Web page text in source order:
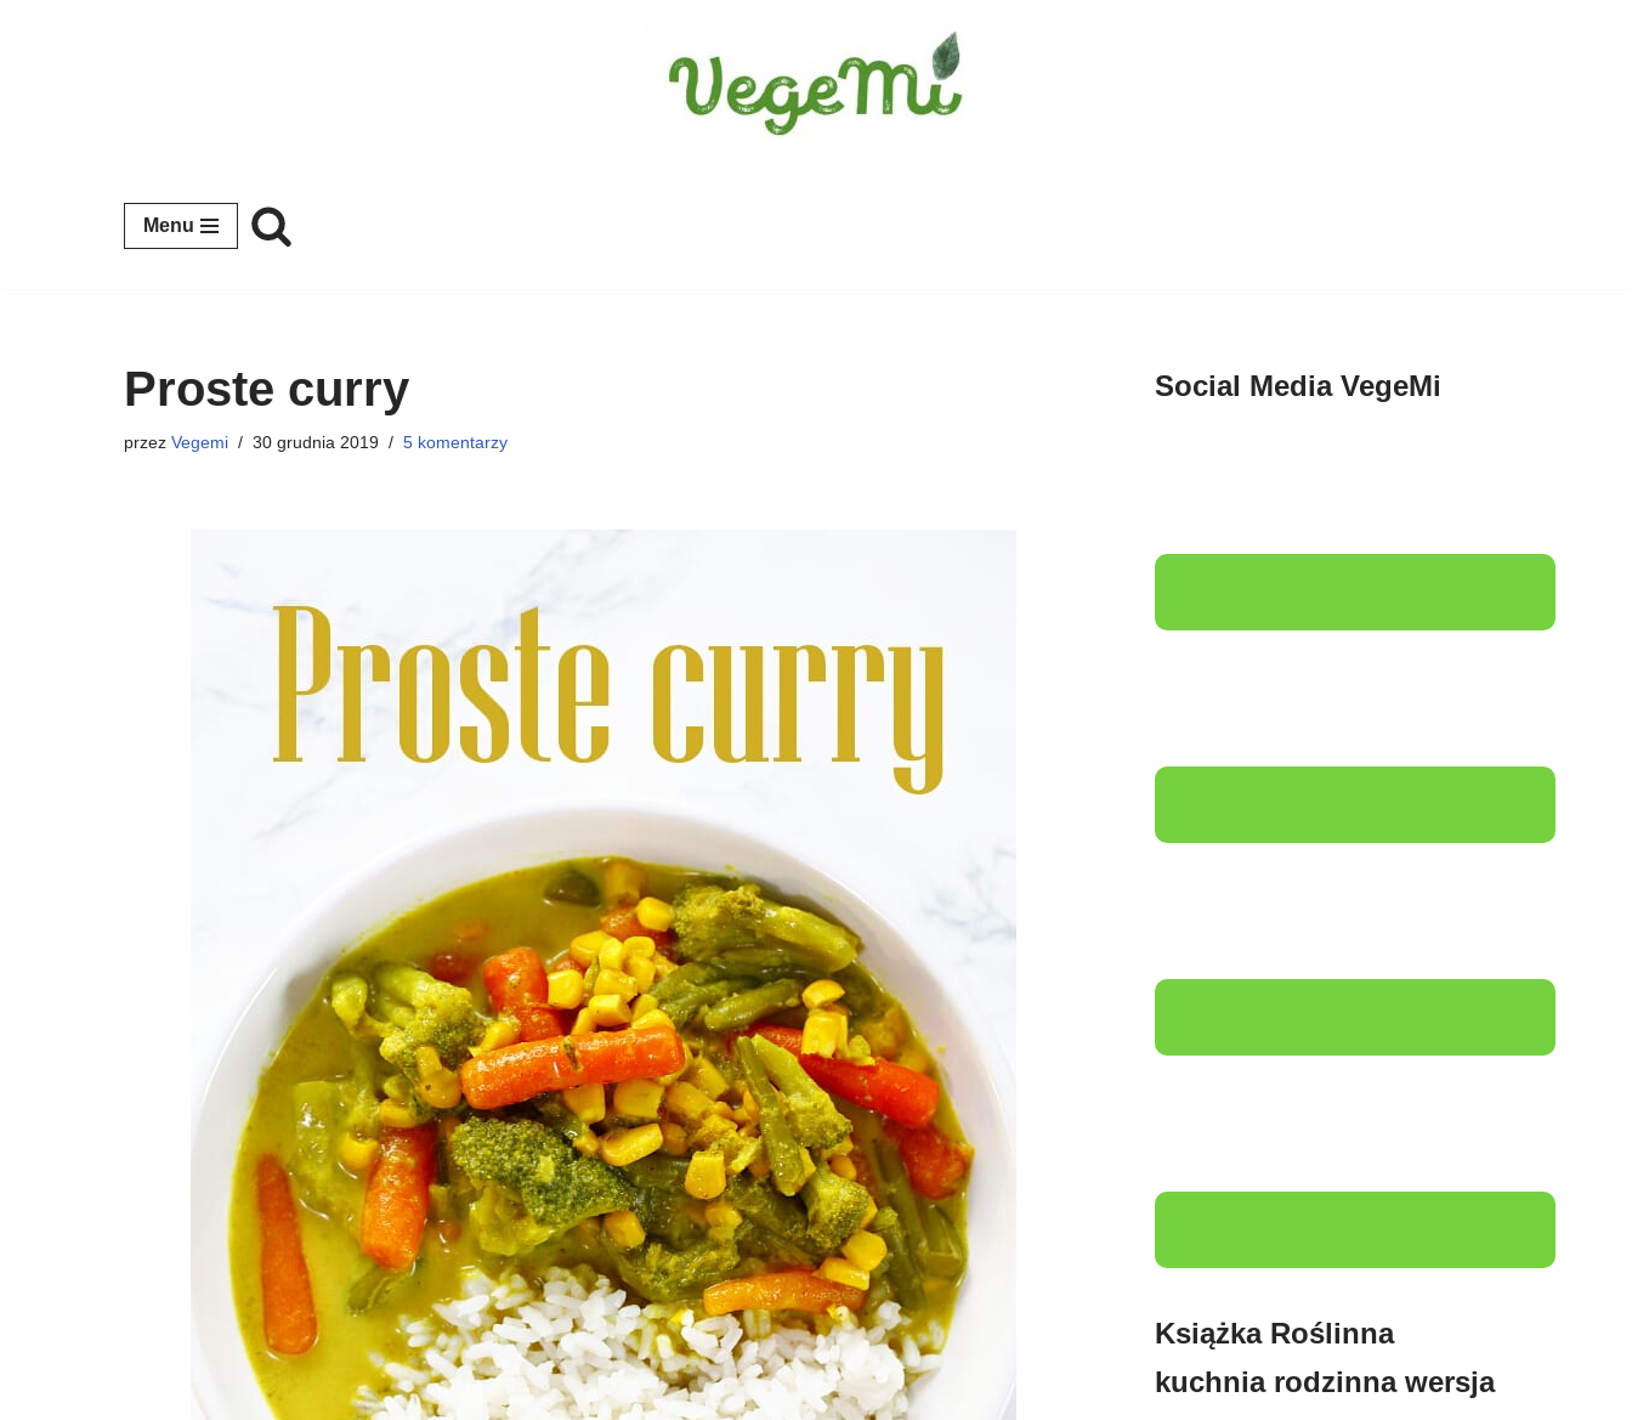
Menu
Proste curry
przez Vegemi 30 grudnia 2019 5 komentarzy
Social Media VegeMi
Książka Roślinna
kuchnia rodzinna wersja